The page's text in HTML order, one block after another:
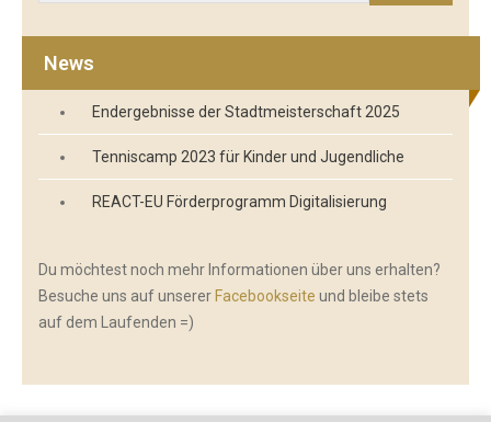
News
Endergebnisse der Stadtmeisterschaft 2025
Tenniscamp 2023 für Kinder und Jugendliche
REACT-EU Förderprogramm Digitalisierung
Du möchtest noch mehr Informationen über uns erhalten?
Besuche uns auf unserer Facebookseite und bleibe stets
auf dem Laufenden =)